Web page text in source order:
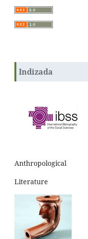
Indizada
Anthropological
Literature